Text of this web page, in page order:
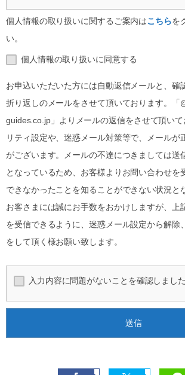
個人情報の取り扱いに関するご案内はこちらを
い。
個人情報の取り扱いに同意する
お申込いただいた方には自動返信メールと、確
折り返しのメールをさせて頂いております。「
guides.co.jp」よりメールの返信をさせて頂いて
リティ設定や、迷惑メール対策等で、メールが
がございます。メールの不達につきましては送
となっているため、お客様よりお問い合わせを
できなかったことを知ることができない状況と
お客さまには誠にお手数をおかけしますが、上
を受信できるように、迷惑メール設定から解除
をして頂く様お願い致します。
入力内容に問題がないことを確認しました